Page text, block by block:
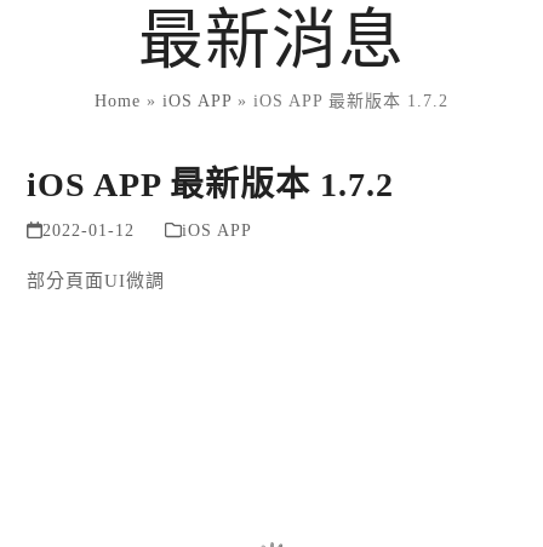
最新消息
Home » iOS APP » iOS APP 最新版本 1.7.2
iOS APP 最新版本 1.7.2
2022-01-12 iOS APP
部分頁面UI微調